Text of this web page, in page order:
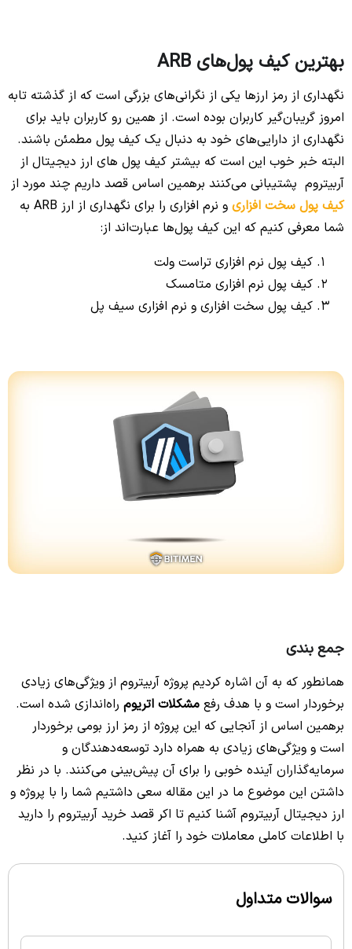
بهترین کیف پول‌های ARB
نگهداری از رمز ارزها یکی از نگرانی‌های بزرگی است که از گذشته تابه
امروز گریبان‌گیر کاربران بوده است. از همین رو کاربران باید برای
نگهداری از دارایی‌های خود به دنبال یک کیف پول مطمئن باشند.
البته خبر خوب این است که بیشتر کیف پول های ارز دیجیتال از
آربیتروم پشتیبانی می‌کنند برهمین اساس قصد داریم چند مورد از
کیف پول سخت افزاری
و نرم افزاری را برای نگهداری از ارز ARB به
شما معرفی کنیم که این کیف پول‌ها عبارت‌اند از:
کیف پول نرم افزاری تراست ولت
کیف پول نرم افزاری متامسک
کیف پول سخت افزاری و نرم افزاری سیف پل
جمع بندی
همانطور که به آن اشاره کردیم پروژه آربیتروم از ویژگی‌های زیادی
برخوردار است و با هدف رفع مشکلات اتریوم راه‌اندازی شده است.
برهمین اساس از آنجایی که این پروژه از رمز ارز بومی برخوردار
است و ویژگی‌های زیادی به همراه دارد توسعه‌دهندگان و
سرمایه‌گذاران آینده خوبی را برای آن پیش‌بینی می‌کنند. با در نظر
داشتن این موضوع ما در این مقاله سعی داشتیم شما را با پروژه و
ارز دیجیتال آربیتروم آشنا کنیم تا اکر قصد خرید آربیتروم را دارید
با اطلاعات کاملی معاملات خود را آغاز کنید.
سوالات متداول